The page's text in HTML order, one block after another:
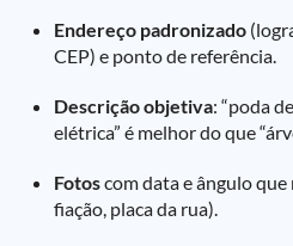
Endereço padronizado
CEP) e ponto de referência.
Descrição objetiva: “poda
elétrica” é melhor do que
Fotoscom data e ângulo
fiação, placa da rua).